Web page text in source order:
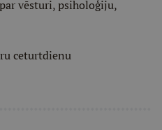
vēsturi, psiholoģiju,
ceturtdienu